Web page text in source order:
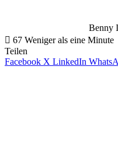
Benny
67 Weniger als eine Minute
Teilen
Facebook X LinkedIn